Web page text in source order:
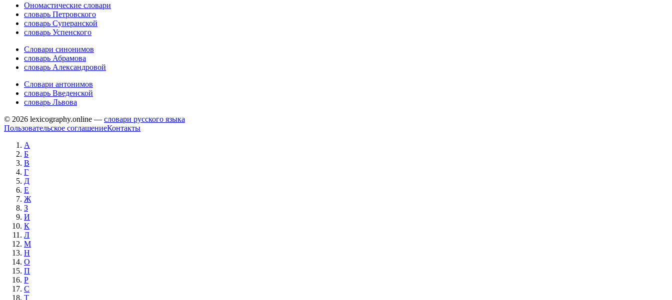
Ономастические словари
словарь Петровского
словарь Суперанской
словарь Успенского
Словари синонимов
словарь Абрамова
словарь Александровой
Словари антонимов
словарь Введенской
словарь Львова
© 2026 lexicography.online — словари русского языка
Пользовательское соглашениеКонтакты
А
Б
В
Г
Д
Е
Ж
З
И
К
Л
М
Н
О
П
Р
С
Т